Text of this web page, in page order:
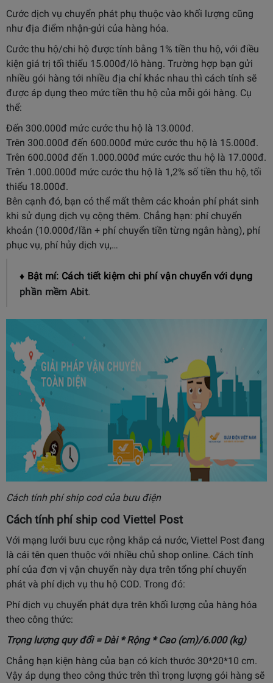
Cước dịch vụ chuyển phát phụ thuộc vào khối lượng cũng
như địa điểm nhận-gửi của hàng hóa.
Cước thu hộ/chi hộ được tính bằng 1% tiền thu hộ, với điều
kiện giá trị tối thiểu 15.000đ/lô hàng. Trường hợp bạn gửi
nhiều gói hàng tới nhiều địa chỉ khác nhau thì cách tính sẽ
được áp dụng theo mức tiền thu hộ của mỗi gói hàng. Cụ
thể:
Đến 300.000đ mức cước thu hộ là 13.000đ.
Trên 300.000đ đến 600.000đ mức cước thu hộ là 15.000đ.
Trên 600.000đ đến 1.000.000đ mức cước thu hộ là 17.000đ.
Trên 1.000.000đ mức cước thu hộ là 1,2% số tiền thu hộ, tối
thiểu 18.000đ.
Bên cạnh đó, bạn có thể mất thêm các khoản phí phát sinh
khi sử dụng dịch vụ cộng thêm. Chẳng hạn: phí chuyển
khoản (10.000đ/lần + phí chuyển tiền từng ngân hàng), phí
phục vụ, phí hủy dịch vụ,…
♦ Bật mí: Cách tiết kiệm chi phí vận chuyển với dụng
phần mềm Abit.
Cách tính phí ship cod của bưu điện
Cách tính phí ship cod Viettel Post
Với mạng lưới bưu cục rộng khắp cả nước, Viettel Post đang
là cái tên quen thuộc với nhiều chủ shop online. Cách tính
phí của đơn vị vận chuyển này dựa trên tổng phí chuyển
phát và phí dịch vụ thu hộ COD. Trong đó:
Phí dịch vụ chuyển phát dựa trên khối lượng của hàng hóa
theo công thức:
Trọng lượng quy đổi = Dài * Rộng * Cao (cm)/6.000 (kg)
Chẳng hạn kiện hàng của bạn có kích thước 30*20*10 cm.
Vậy áp dụng theo công thức trên thì trọng lượng gói hàng sẽ